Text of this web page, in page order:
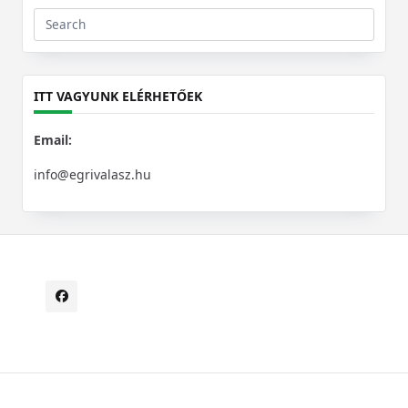
Search
for:
ITT VAGYUNK ELÉRHETŐEK
Email:
info@egrivalasz.hu